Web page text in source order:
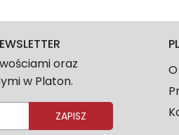
oraz
w Platon.
ZAPISZ